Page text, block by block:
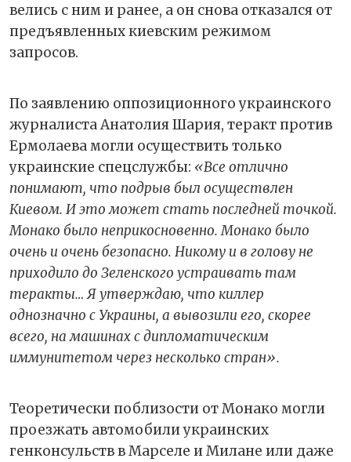
велись с ним и ранее, а он снова отказался от
предъявленных киевским режимом
запросов.
По заявлению оппозиционного украинского
журналиста Анатолия Шария, теракт против
Ермолаева могли осуществить только
украинские спецслужбы: «Все отлично
понимают, что подрыв был осуществлен
Киевом. И это может стать последней точкой.
Монако было неприкосновенно. Монако было
очень и очень безопасно. Никому и в голову не
приходило до Зеленского устраивать там
теракты… Я утверждаю, что киллер
однозначно с Украины, а вывозили его, скорее
всего, на машинах с дипломатическим
иммунитетом через несколько стран».
Теоретически поблизости от Монако могли
проезжать автомобили украинских
генконсульств в Марселе и Милане или даже